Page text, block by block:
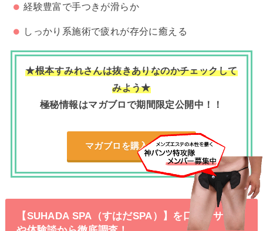
経験豊富で手つきが滑らか
しっかり系施術で疲れが存分に癒える
★根本すみれさんは抜きありなのかチェックして
みよう★
極秘情報はマガブロで期間限定公開中！！
マガブロを購入する
【SUHADA SPA（すはだSPA）】を口コミサイト